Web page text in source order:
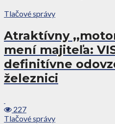
Tlačové správy
Atraktívny
mení majiteľa:
definitívne
železnici
227
Tlačové správy